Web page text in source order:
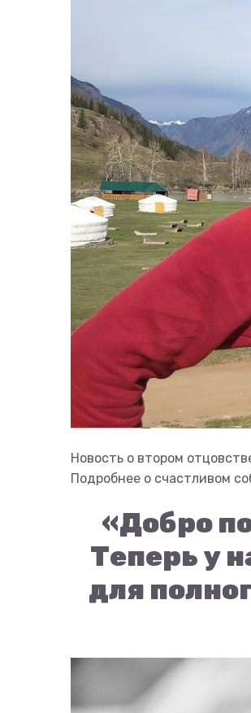
Новость о втором
Подробнее о счастливом
«Добро
Теперь у
для